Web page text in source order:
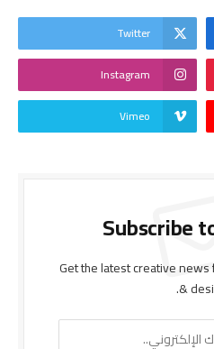
Twitter
Instagram
Vimeo
Subscribe
Get the latest creative
&